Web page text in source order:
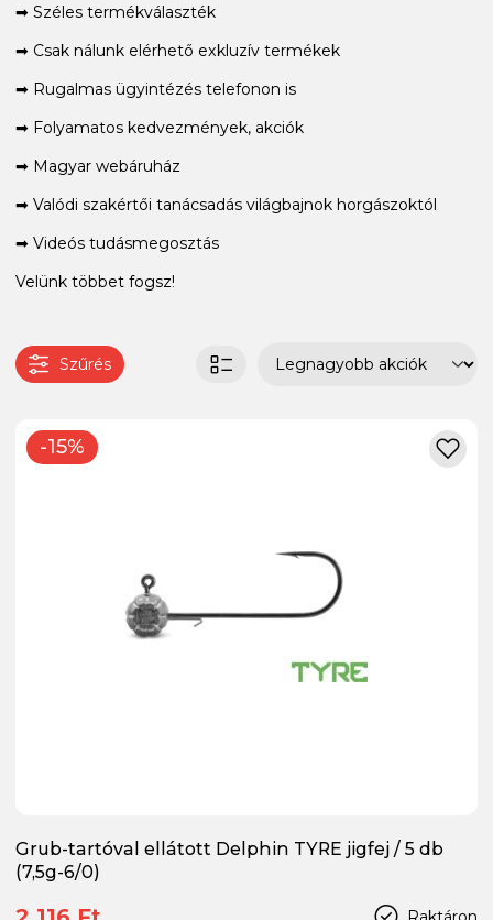
➡ Széles termékválaszték
➡ Csak nálunk elérhető exkluzív termékek
➡ Rugalmas ügyintézés telefonon is
➡ Folyamatos kedvezmények, akciók
➡ Magyar webáruház
➡ Valódi szakértői tanácsadás világbajnok horgászoktól
➡ Videós tudásmegosztás
Velünk többet fogsz!
Szűrés
-15%
Grub-tartóval ellátott Delphin TYRE jigfej / 5 db
(7,5g-6/0)
Raktáron